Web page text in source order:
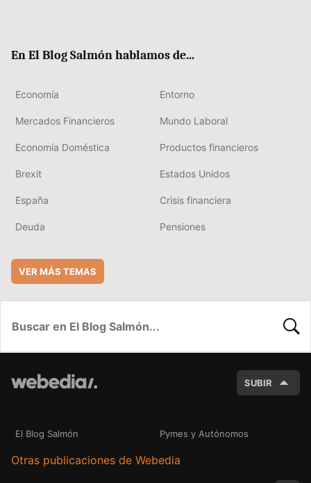
En El Blog Salmón hablamos de...
Economía Entorno
Mercados Financieros Mundo Laboral
Economía Doméstica Productos financieros
Brexit Estados Unidos
España Crisis financiera
Deuda Pensiones
VER MÁS TEMAS
SUBIR
El Blog Salmón Pymes y Autónomos
Otras publicaciones de Webedia